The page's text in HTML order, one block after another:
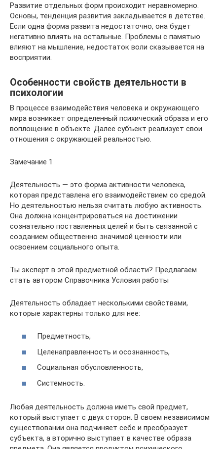
Развитие отдельных форм происходит неравномерно.
Основы, тенденция развития закладывается в детстве.
Если одна форма развита недостаточно, она будет
негативно влиять на остальные. Проблемы с памятью
влияют на мышление, недостаток воли сказывается на
восприятии.
Особенности свойств деятельности в
психологии
В процессе взаимодействия человека и окружающего
мира возникает определенный психический образа и его
воплощение в объекте. Далее субъект реализует свои
отношения с окружающей реальностью.
Замечание 1
Деятельность — это форма активности человека,
которая представлена его взаимодействием со средой.
Но деятельностью нельзя считать любую активность.
Она должна концентрироваться на достижении
сознательно поставленных целей и быть связанной с
созданием общественно значимой ценности или
освоением социального опыта.
Ты эксперт в этой предметной области? Предлагаем
стать автором Справочника Условия работы
Деятельность обладает несколькими свойствами,
которые характерны только для нее:
Предметность,
Целенаправленность и осознанность,
Социальная обусловленность,
Системность.
Любая деятельность должна иметь свой предмет,
который выступает с двух сторон. В своем независимом
существовании она подчиняет себе и преобразует
субъекта, а вторично выступает в качестве образа